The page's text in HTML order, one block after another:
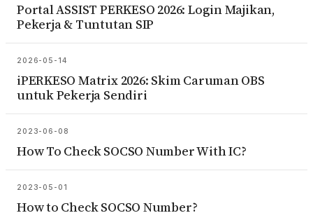
Portal ASSIST PERKESO 2026: Login Majikan,
Pekerja & Tuntutan SIP
iPERKESO Matrix 2026: Skim Caruman OBS
untuk Pekerja Sendiri
2026-05-14
How To Check SOCSO Number With IC?
2023-06-08
How to Check SOCSO Number?
2023-05-01